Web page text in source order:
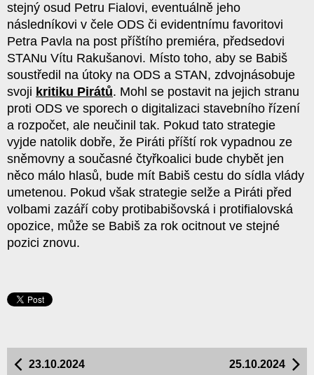
stejný osud Petru Fialovi, eventuálně jeho
následníkovi v čele ODS či evidentnímu favoritovi
Petra Pavla na post příštího premiéra, předsedovi
STANu Vítu Rakušanovi. Místo toho, aby se Babiš
soustředil na útoky na ODS a STAN, zdvojnásobuje
svoji kritiku Pirátů. Mohl se postavit na jejich stranu
proti ODS ve sporech o digitalizaci stavebního řízení
a rozpočet, ale neučinil tak. Pokud tato strategie
vyjde natolik dobře, že Piráti příští rok vypadnou ze
sněmovny a současné čtyřkoalici bude chybět jen
něco málo hlasů, bude mít Babiš cestu do sídla vlády
umetenou. Pokud však strategie selže a Piráti před
volbami zazáří coby protibabišovská i protifialovská
opozice, může se Babiš za rok ocitnout ve stejné
pozici znovu.
25.10.2024
23.10.2024